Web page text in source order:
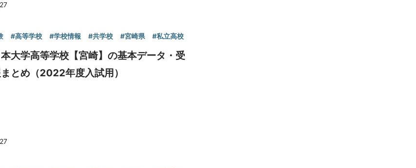
#高等学校 #学校情報 #共学校 #宮崎県 #私立高校
大学高等学校【宮崎】の基本データ・受
とめ（2022年度入試用）